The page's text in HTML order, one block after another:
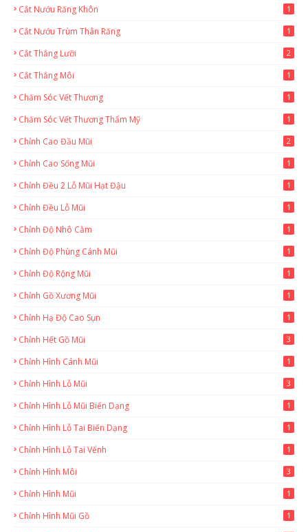
Cắt Nướu Răng Khôn 1
Cắt Nướu Trùm Thân Răng 1
Cắt Thắng Lưỡi 2
Cắt Thắng Môi 1
Chăm Sóc Vết Thương 1
Chăm Sóc Vết Thương Thẩm Mỹ 1
Chỉnh Cao Đầu Mũi 2
Chỉnh Cao Sống Mũi 1
Chỉnh Đều 2 Lỗ Mũi Hạt Đậu 1
Chỉnh Đều Lỗ Mũi 1
Chỉnh Độ Nhô Cằm 1
Chỉnh Độ Phùng Cánh Mũi 1
Chỉnh Độ Rộng Mũi 1
Chỉnh Gồ Xương Mũi 1
Chỉnh Hạ Độ Cao Sụn 1
Chỉnh Hết Gồ Mũi 3
Chỉnh Hình Cánh Mũi 1
Chỉnh Hình Lỗ Mũi 3
Chỉnh Hình Lỗ Mũi Biến Dạng 1
Chỉnh Hình Lỗ Tai Biến Dạng 1
Chỉnh Hình Lỗ Tai Vểnh 1
Chỉnh Hình Môi 3
Chỉnh Hình Mũi 1
Chỉnh Hình Mũi Gồ 1